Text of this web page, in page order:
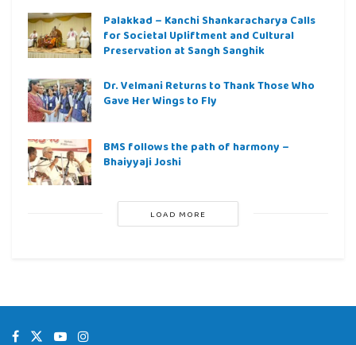
Palakkad – Kanchi Shankaracharya Calls
for Societal Upliftment and Cultural
Preservation at Sangh Sanghik
Dr. Velmani Returns to Thank Those Who
Gave Her Wings to Fly
BMS follows the path of harmony –
Bhaiyyaji Joshi
LOAD MORE